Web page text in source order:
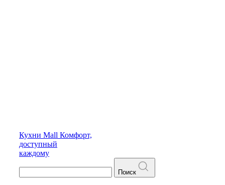
Кухни Mall Комфорт,
доступный
каждому
Поиск